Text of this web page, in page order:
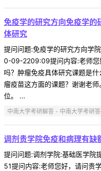
免疫学的研究方向免疫学的
体研究
提问问题:免疫学的研究方向学
0-09-2209:09提问内容:老师您
吗？肿瘤免疫具体研究课题是
瘤疫苗这方面的课题？谢谢老
位。 ...
中南大学考研解答 - 中南大学考研
调剂贵学院免疫和病理有缺
提问问题:调剂学院:基础医学
51提问内容:老师您好，请问贵